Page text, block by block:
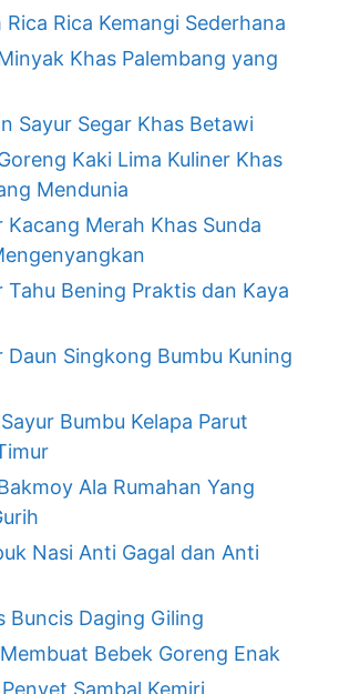
Rica Rica Kemangi Sederhana
Khas Palembang yang
Sayur Segar Khas Betawi
Kaki Lima Kuliner Khas
Mendunia
Kacang Merah Khas Sunda
Tahu Bening Praktis dan Kaya
Daun Singkong Bumbu Kuning
Bumbu Kelapa Parut
Ala Rumahan Yang
Nasi Anti Gagal dan Anti
Buncis Daging Giling
Bebek Goreng Enak
Sambal Kemiri